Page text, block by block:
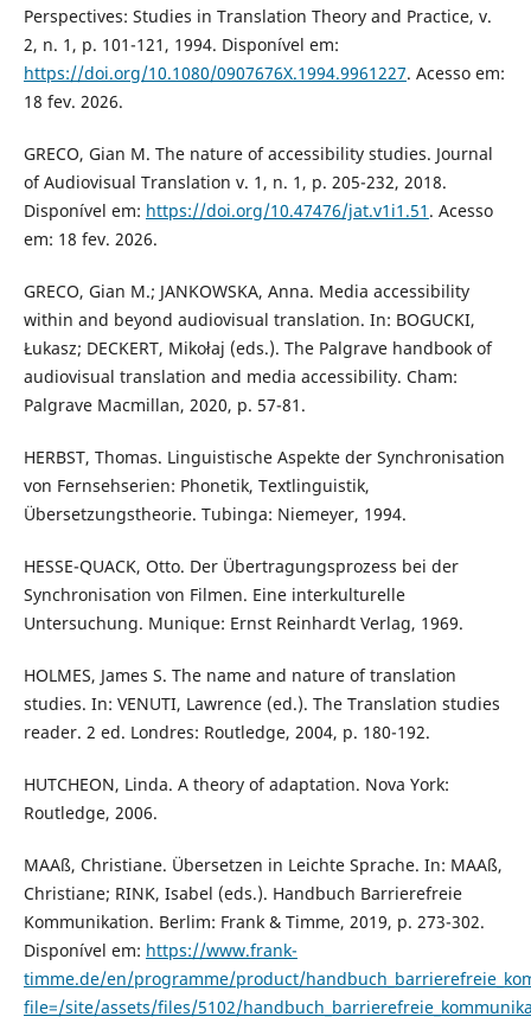
Perspectives: Studies in Translation Theory and Practice, v.
2, n. 1, p. 101-121, 1994. Disponível em:
https://doi.org/10.1080/0907676X.1994.9961227. Acesso em:
18 fev. 2026.
GRECO, Gian M. The nature of accessibility studies. Journal
of Audiovisual Translation v. 1, n. 1, p. 205-232, 2018.
Disponível em: https://doi.org/10.47476/jat.v1i1.51 . Acesso
em: 18 fev. 2026.
GRECO, Gian M.; JANKOWSKA, Anna. Media accessibility
within and beyond audiovisual translation. In: BOGUCKI,
Łukasz; DECKERT, Mikołaj (eds.). The Palgrave handbook of
audiovisual translation and media accessibility. Cham:
Palgrave Macmillan, 2020, p. 57-81.
HERBST, Thomas. Linguistische Aspekte der Synchronisation
von Fernsehserien: Phonetik, Textlinguistik,
Übersetzungstheorie. Tubinga: Niemeyer, 1994.
HESSE-QUACK, Otto. Der Übertragungsprozess bei der
Synchronisation von Filmen. Eine interkulturelle
Untersuchung. Munique: Ernst Reinhardt Verlag, 1969.
HOLMES, James S. The name and nature of translation
studies. In: VENUTI, Lawrence (ed.). The Translation studies
reader. 2 ed. Londres: Routledge, 2004, p. 180-192.
HUTCHEON, Linda. A theory of adaptation. Nova York:
Routledge, 2006.
MAAß, Christiane. Übersetzen in Leichte Sprache. In: MAAß,
Christiane; RINK, Isabel (eds.). Handbuch Barrierefreie
Kommunikation. Berlim: Frank & Timme, 2019, p. 273-302.
Disponível em: https://www.frank-
timme.de/en/programme/product/
file=/site/assets/files/5102/